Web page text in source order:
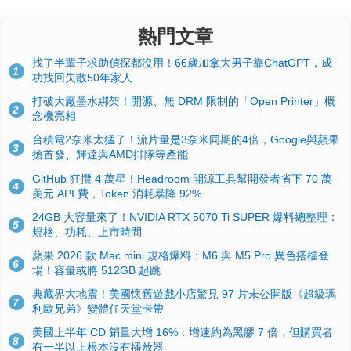
熱門文章
1
找了半輩子求助偵探都沒用！66歲加拿大男子靠ChatGPT，成
功找回失散50年家人
2
打破大廠墨水綁架！開源、無 DRM 限制的「Open Printer」概
念機亮相
3
台積電2奈米太猛了！流片量是3奈米同期的4倍，Google與蘋果
搶首發、輝達與AMD排隊等產能
4
GitHub 狂攬 4 萬星！Headroom 開源工具幫開發者省下 70 萬
美元 API 費，Token 消耗暴降 92%
5
24GB 大容量來了！NVIDIA RTX 5070 Ti SUPER 爆料總整理：
規格、功耗、上市時間
6
蘋果 2026 款 Mac mini 規格爆料：M6 與 M5 Pro 異色搭檔登
場！容量或將 512GB 起跳
7
典藏界大地震！美國懷舊遊戲小店驚見 97 片未公開版《超級瑪
利歐兄弟》變體任天堂卡帶
8
美國上半年 CD 銷量大增 16%：增速約為黑膠 7 倍，但購買者
有一半以上根本沒有播放器